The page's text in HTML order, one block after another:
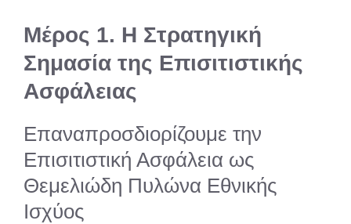
Μέρος 1. Η Στρατηγική
Σημασία της Επισιτιστικής
Ασφάλειας
Επαναπροσδιορίζουμε την
Επισιτιστική Ασφάλεια ως
Θεμελιώδη Πυλώνα Εθνικής
Ισχύος